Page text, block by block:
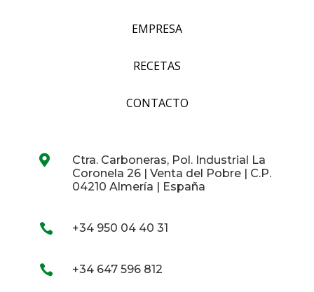
EMPRESA
RECETAS
CONTACTO

Ctra. Carboneras, Pol. Industrial La
Coronela 26 | Venta del Pobre | C.P.
04210 Almería | España
 +34 950 04 40 31
 +34 647 596 812